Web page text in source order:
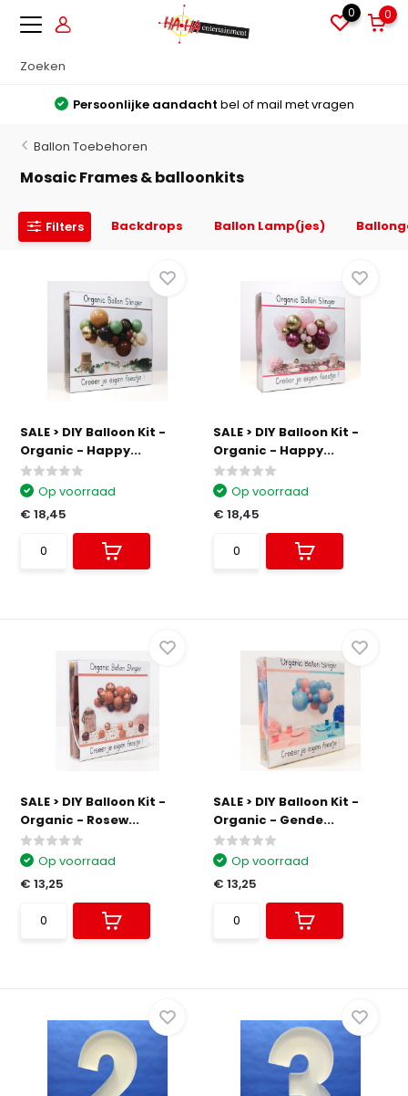
0 0
Persoonlijke aandacht bel of mail met vragen
Ballon Toebehoren
Mosaic Frames & balloonkits
Filters Backdrops Ballon Lamp(jes)
SALE > DIY Balloon Kit -
Organic - Happy...
Op voorraad
€ 18,45
SALE > DIY Balloon Kit -
Organic - Happy...
Op voorraad
€ 18,45
SALE > DIY Balloon Kit -
Organic - Rosew...
Op voorraad
€ 13,25
SALE > DIY Balloon Kit -
Organic - Gende...
Op voorraad
€ 13,25